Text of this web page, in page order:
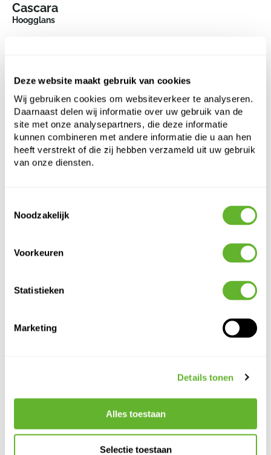
Deze website maakt gebruik van cookies
Wij gebruiken cookies om websiteverkeer te analyseren.
Daarnaast delen wij informatie over uw gebruik van de
site met onze analysepartners, die deze informatie
kunnen combineren met andere informatie die u aan hen
heeft verstrekt of die zij hebben verzameld uit uw gebruik
van onze diensten.
Noodzakelijk
Voorkeuren
Statistieken
Marketing
Details tonen
Alles toestaan
Selectie toestaan
Cascara
Hoogglans
Opening:
42
Kies een kleurenpalet om dit product aan uw
winkelwagen toe te voegen